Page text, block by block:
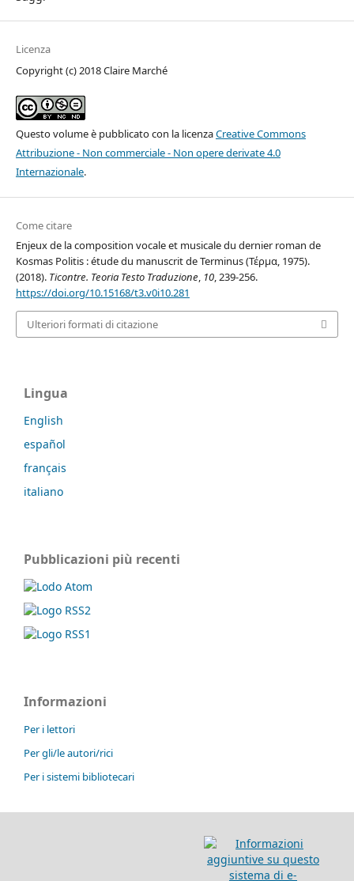
Licenza
Copyright (c) 2018 Claire Marché
Questo volume è pubblicato con la licenzaCreative Commons
Attribuzione - Non commerciale - Non opere derivate 4.0
Internazionale.
Come citare
Enjeux de la composition vocale et musicale du dernier roman de
Kosmas Politis : étude du manuscrit de Terminus (Τέρμα, 1975).
(2018). Ticontre. Teoria Testo Traduzione, 10, 239-256.
https://doi.org/10.15168/t3.v0i10.281
Ulteriori formati di citazione
Lingua
English
español
français
italiano
Pubblicazioni più recenti
Informazioni
Per i lettori
Per gli/le autori/rici
Per i sistemi bibliotecari